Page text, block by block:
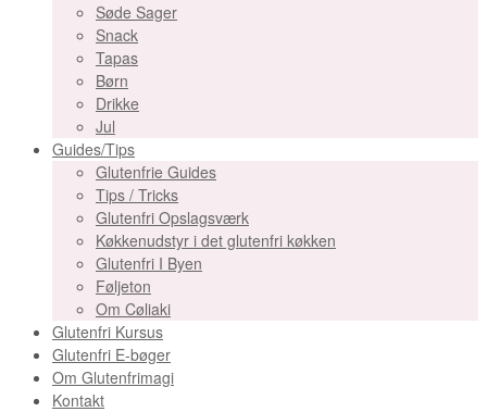
Søde Sager
Snack
Tapas
Børn
Drikke
Jul
Guides/Tips
Glutenfrie Guides
Tips / Tricks
Glutenfri Opslagsværk
Køkkenudstyr i det glutenfri køkken
Glutenfri I Byen
Føljeton
Om Cøliaki
Glutenfri Kursus
Glutenfri E-bøger
Om Glutenfrimagi
Kontakt